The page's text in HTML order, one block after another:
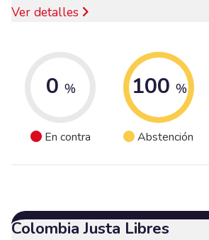
Ver detalles
0 %
En contra
100 %
Abstención
Colombia Justa Libres